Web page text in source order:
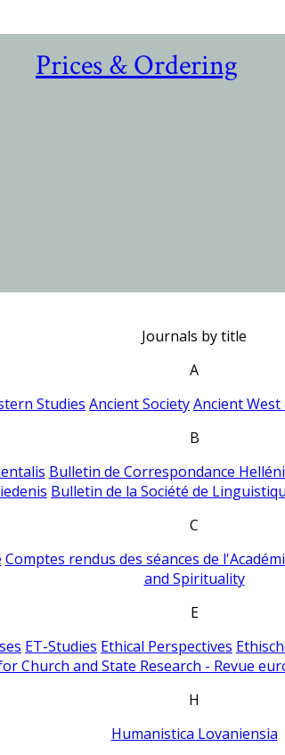
Prices & Ordering
Journals by title
A
Studies Ancient SocietyAncient West
B
Bulletin de Correspondance
Bulletin de la Société de
C
Comptes rendus des séances de
and Spirituality
E
ET-Studies Ethical Perspectives
Church and State Research - Revue
H
Humanistica Lovaniensia